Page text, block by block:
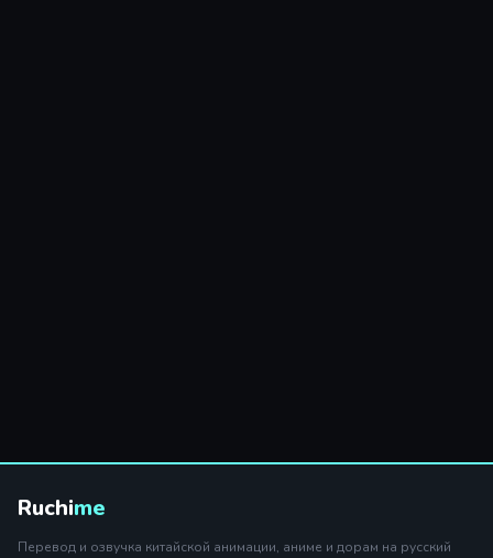
Ruchime
Перевод и озвучка китайской анимации, аниме и дорам на русский